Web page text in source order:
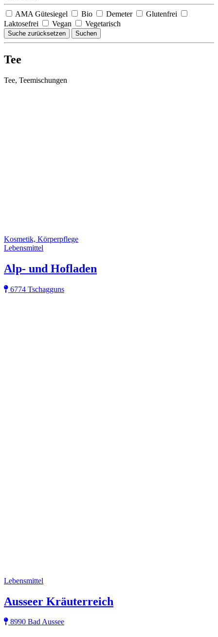
AMA Gütesiegel Bio Demeter
Glutenfrei
Laktosefrei
Vegan Vegetarisch
Suche zurücksetzen Suchen
Tee
Tee, Teemischungen
Kosmetik, Körperpflege
Lebensmittel
Alp- und Hofladen
6774 Tschagguns
Lebensmittel
Ausseer Kräuterreich
8990 Bad Aussee